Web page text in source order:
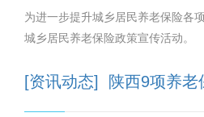
为进一步提升城乡居民养老保险各
城乡居民养老保险政策宣传活动。
[资讯动态] 陕西9项养老